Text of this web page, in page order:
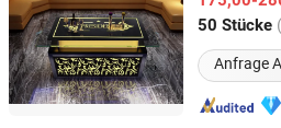
50 Stücke
Anfrage
Guangdong, China